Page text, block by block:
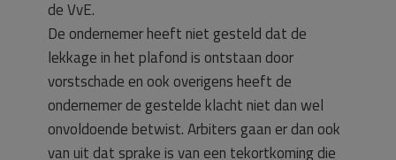
de VvE.
De ondernemer heeft niet gesteld dat de
lekkage in het plafond is ontstaan door
vorstschade en ook overigens heeft de
ondernemer de gestelde klacht niet dan wel
onvoldoende betwist. Arbiters gaan er dan ook
van uit dat sprake is van een tekortkoming die